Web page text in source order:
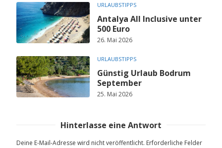
URLAUBSTIPPS
Antalya All Inclusive unter
500 Euro
26. Mai 2026
URLAUBSTIPPS
Günstig Urlaub Bodrum
September
25. Mai 2026
Hinterlasse eine Antwort
Deine E-Mail-Adresse wird nicht veröffentlicht. Erforderliche Felder